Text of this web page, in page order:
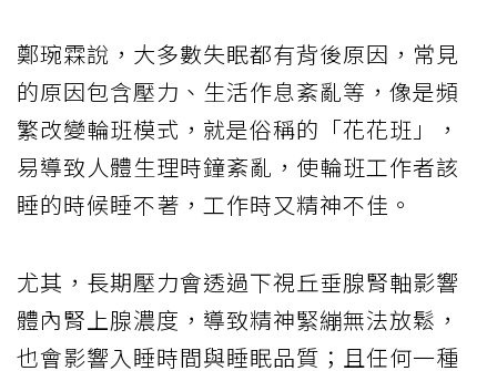
鄭琬霖說，大多數失眠都有背後原因，常見
的原因包含壓力、生活作息紊亂等，像是頻
繁改變輪班模式，就是俗稱的「花花班」，
易導致人體生理時鐘紊亂，使輪班工作者該
睡的時候睡不著，工作時又精神不佳。
尤其，長期壓力會透過下視丘垂腺腎軸影響
體內腎上腺濃度，導致精神緊繃無法放鬆，
也會影響入睡時間與睡眠品質；且任何一種